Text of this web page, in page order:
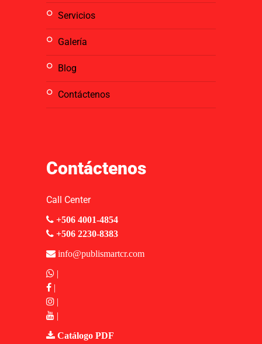
servicios
galería
blog
contáctenos
Contáctenos
Call Center
+506 4001-4854
+506 2230-8383
info@publismartcr.com
|
|
|
|
Catálogo PDF